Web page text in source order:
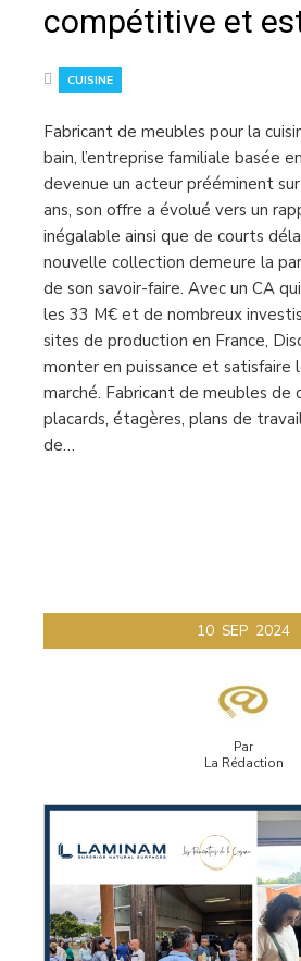
compétitive et
CUISINE
Fabricant de meubles pour la
bain, l’entreprise familiale basée
devenue un acteur prééminent
ans, son offre a évolué vers un
inégalable ainsi que de courts
nouvelle collection demeure la
de son savoir-faire. Avec un CA
les 33 M€ et de nombreux
sites de production en France,
monter en puissance et satisfaire
marché. Fabricant de meubles de
placards, étagères, plans de
de…
10 SEP 2024
Par
La Rédaction